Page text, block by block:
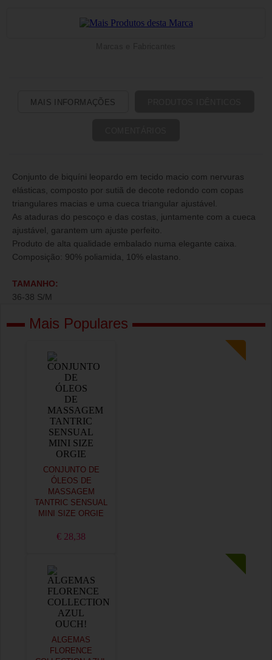
MAIS INFORMAÇÕES
Conjunto de biquíni leopardo em tecido macio com nervuras
elásticas, composto por sutiã de decote redondo com copas
triangulares macias e uma cueca triangular ajustável.
As ataduras do pescoço e das costas, juntamente com a cueca
ajustável, garantem um ajuste perfeito.
Produto de alta qualidade embalado numa elegante caixa.
Composição: 90% poliamida, 10% elastano.
TAMANHO:
36-38 S/M
Mais Populares
CONJUNTO DE
ÓLEOS DE
MASSAGEM
TANTRIC SENSUAL
MINI SIZE ORGIE
€ 28,38
ALGEMAS
FLORENCE